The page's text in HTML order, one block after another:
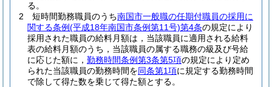
る。
2
短時間勤務職員のうち南国市一般職の任期付職員の採用に
関する条例(平成18年南国市条例第11号)第4条の規定により
採用された職員の給料月額は，当該職員に適用される給料
表の給料月額のうち，当該職員の属する職務の級及び号給
に応じた額に， 勤務時間条例第3条第5項の規定により定め
られた当該職員の勤務時間を同条第1項に規定する勤務時間
で除して得た数を乗じて得た額とする。